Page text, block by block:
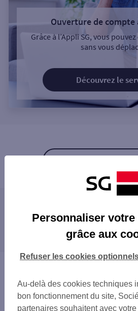
Ouverture de compte
Grâce à l’Appli SG, vous
sans vous
Découvrez le
BUSSY ST GEORGES RER
VAIRES-SUR-MARNE
SERRIS VAL D'EUROPE
CLAYE SOUILLY VILLE
MAGNY LE HONGRE
ESBLY
Les agences SG dans les villes
VAIRES-SUR-MARNE
NOISIEL
LOGNESLagny sur Marne
Personnaliser votre
grâce aux
Au-delà des cookies techniques
bon fonctionnement du site,
partenaires souhaitent avec
Refuser les cookies